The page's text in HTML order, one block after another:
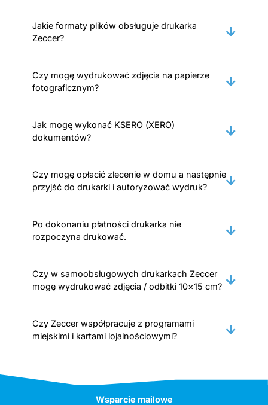
Jakie formaty plików obsługuje drukarka
Zeccer?
Czy mogę wydrukować zdjęcia na papierze
fotograficznym?
Jak mogę wykonać KSERO (XERO)
dokumentów?
Czy mogę opłacić zlecenie w domu a następnie
przyjść do drukarki i autoryzować wydruk?
Po dokonaniu płatności drukarka nie
rozpoczyna drukować.
Czy w samoobsługowych drukarkach Zeccer
mogę wydrukować zdjęcia / odbitki 10×15 cm?
Czy Zeccer współpracuje z programami
miejskimi i kartami lojalnościowymi?
Wsparcie mailowe